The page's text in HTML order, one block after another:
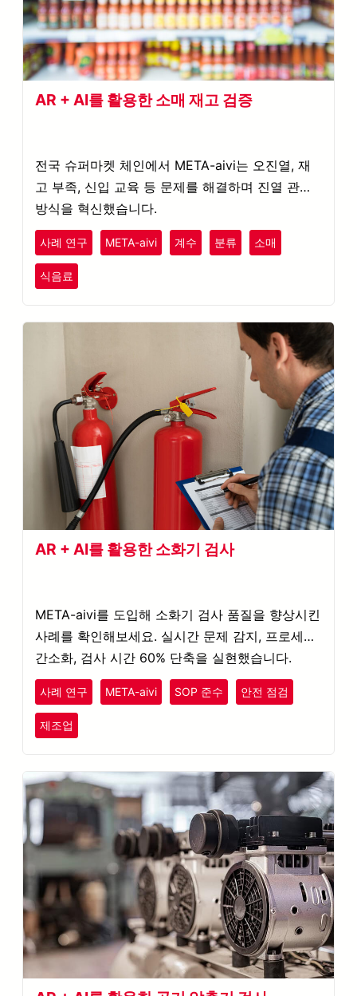
AR + AI를 활용한 소매 재고 검증
전국 슈퍼마켓 체인에서 META-aivi는 오진열, 재
고 부족, 신입 교육 등 문제를 해결하며 진열 관리
방식을 혁신했습니다.
사례 연구 META-aivi 계수 분류 소매
식음료
AR + AI를 활용한 소화기 검사
META-aivi를 도입해 소화기 검사 품질을 향상시킨
사례를 확인해보세요. 실시간 문제 감지, 프로세스
간소화, 검사 시간 60% 단축을 실현했습니다.
사례 연구 META-aivi SOP 준수 안전 점검
제조업